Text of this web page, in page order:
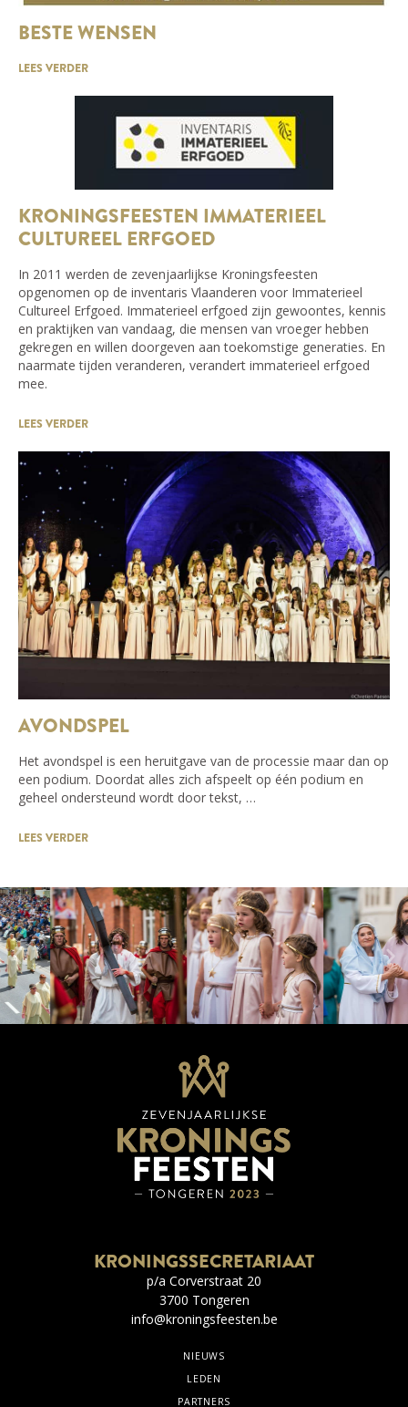
BESTE WENSEN
LEES VERDER
KRONINGSFEESTEN IMMATERIEEL
CULTUREEL ERFGOED
In 2011 werden de zevenjaarlijkse Kroningsfeesten
opgenomen op de inventaris Vlaanderen voor Immaterieel
Cultureel Erfgoed. Immaterieel erfgoed zijn gewoontes, kennis
en praktijken van vandaag, die mensen van vroeger hebben
gekregen en willen doorgeven aan toekomstige generaties. En
naarmate tijden veranderen, verandert immaterieel erfgoed
mee.
LEES VERDER
AVONDSPEL
Het avondspel is een heruitgave van de processie maar dan op
een podium. Doordat alles zich afspeelt op één podium en
geheel ondersteund wordt door tekst, …
LEES VERDER
KRONINGSSECRETARIAAT
p/a Corverstraat 20
3700 Tongeren
info@kroningsfeesten.be
NIEUWS
LEDEN
PARTNERS